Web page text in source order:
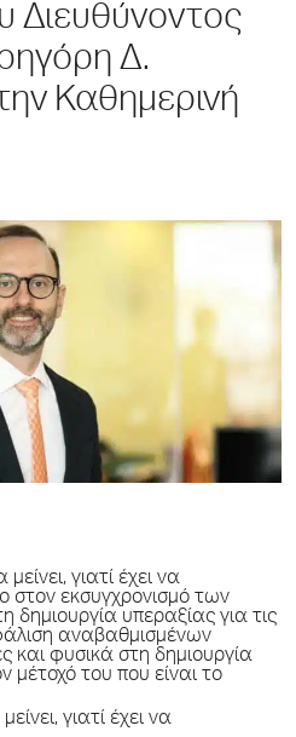
Διευθύνοντος
Δ.
Καθημερινή
γιατί έχει να
στον εκσυγχρονισμό των
δημιουργία υπεραξίας για τις
αναβαθμισμένων
και φυσικά στη δημιουργία
μέτοχό του που είναι το
γιατί έχει να